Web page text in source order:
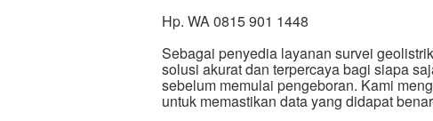
Hp. WA 0815 901 1448
Sebagai penyedia layanan survei
solusi akurat dan terpercaya bagi siapa
sebelum memulai pengeboran. Kami
untuk memastikan data yang didapat